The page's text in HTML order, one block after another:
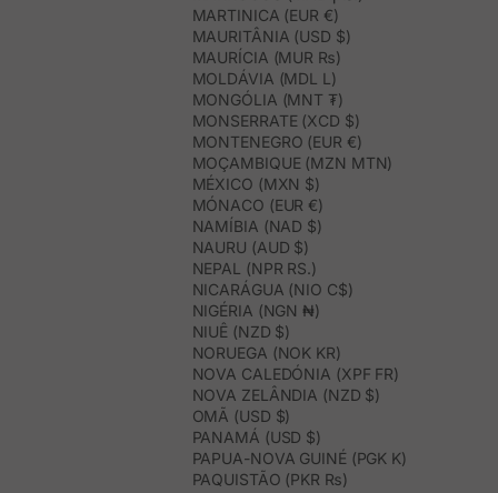
MARTINICA (EUR €)
MAURITÂNIA (USD $)
MAURÍCIA (MUR ₨)
MOLDÁVIA (MDL L)
MONGÓLIA (MNT ₮)
MONSERRATE (XCD $)
MONTENEGRO (EUR €)
MOÇAMBIQUE (MZN MTN)
MÉXICO (MXN $)
MÓNACO (EUR €)
NAMÍBIA (NAD $)
NAURU (AUD $)
NEPAL (NPR RS.)
NICARÁGUA (NIO C$)
NIGÉRIA (NGN ₦)
NIUÊ (NZD $)
NORUEGA (NOK KR)
NOVA CALEDÓNIA (XPF FR)
NOVA ZELÂNDIA (NZD $)
OMÃ (USD $)
PANAMÁ (USD $)
PAPUA-NOVA GUINÉ (PGK K)
PAQUISTÃO (PKR ₨)